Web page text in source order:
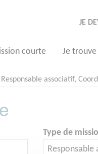
JE
courte Je
Responsable associatif,
Type de